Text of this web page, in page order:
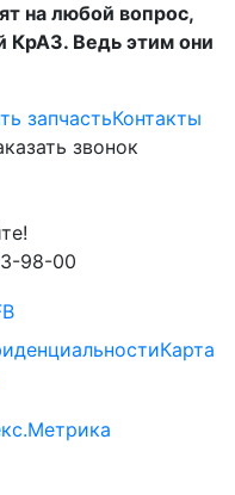
на любой вопрос,
КрАЗ. Ведь этим они
запчастьКонтакты
звонок
98-00
Карта